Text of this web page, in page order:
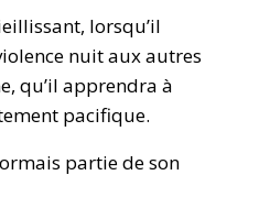
lorsqu’il
nuit aux autres
qu’il apprendra à
pacifique.
partie de son